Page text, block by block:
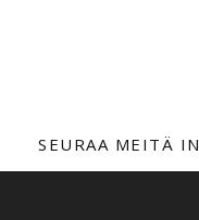
SEURAA MEITÄ